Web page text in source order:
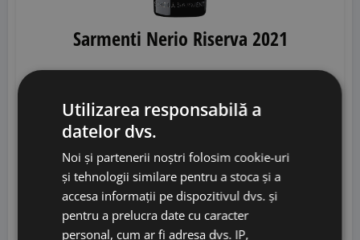
Sarmenti Nerio Riserva 2021
Schola Sarmenti• Italia• DOC Nardo Riserva
100,00
79,00lei
Adaugă în coș
Utilizarea responsabilă a
datelor dvs.
Noi și partenerii noștri folosim cookie-uri
și tehnologii similare pentru a stoca și a
accesa informații pe dispozitivul dvs. și
pentru a prelucra date cu caracter
personal, cum ar fi adresa dvs. IP,